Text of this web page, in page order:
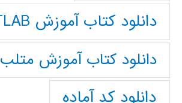
دانلود کتاب آموزش MATLAB
دانلود کتاب آموزش متلب
دانلود کد آماده